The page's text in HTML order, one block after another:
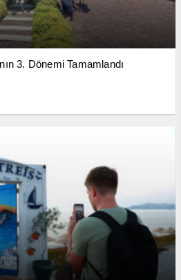
3. Dönemi Tamamlandı